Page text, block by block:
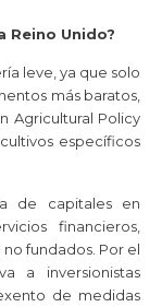
Reino Unido?
leve, ya que solo
más baratos,
Agricultural Policy
específicos
de capitales en
financieros,
fundados. Por el
a inversionistas
de medidas